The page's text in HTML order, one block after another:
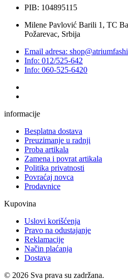
PIB: 104895115
Milene Pavlović Barili 1, TC
Požarevac, Srbija
Email adresa:
Info: 012/525-642
Info: 060-525-6420
informacije
Besplatna dostava
Preuzimanje u radnji
Proba artikala
Zamena i povrat artikala
Politika privatnosti
Povraćaj novca
Prodavnice
Kupovina
Uslovi korišćenja
Pravo na odustajanje
Reklamacije
Način plaćanja
Dostava
© 2026 Sva prava su zadržana.